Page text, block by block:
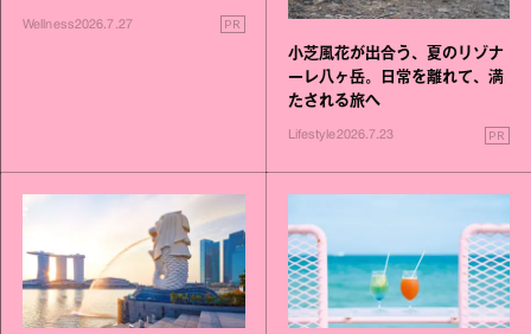
いこと毎日》シリーズが誕生
Wellness2026.7.27 PR
小芝風花が出合う、夏のリゾナ
ーレ八ヶ岳。日常を離れて、満
たされる旅へ
Lifestyle2026.7.23 PR